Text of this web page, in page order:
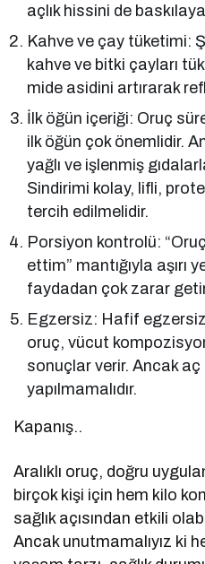
açlık hissini de
Kahve ve çay tüketimi:
kahve ve bitki çayları
mide asidini artırarak
İlk öğün içeriği: Oruç
ilk öğün çok önemlidir.
yağlı ve işlenmiş
Sindirimi kolay, lifli,
tercih edilmelidir.
Porsiyon kontrolü:
ettim” mantığıyla aşırı
faydadan çok zarar
Egzersiz: Hafif
oruç, vücut
sonuçlar verir. Ancak aç
yapılmamalıdır.
Kapanış..
Aralıklı oruç, doğru
birçok kişi için hem kilo
sağlık açısından etkili
Ancak unutmamalıyız ki